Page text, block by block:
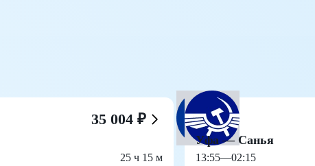
35 004 ₽
25 ч 15 м
Уфа — Санья
13:55—02:15